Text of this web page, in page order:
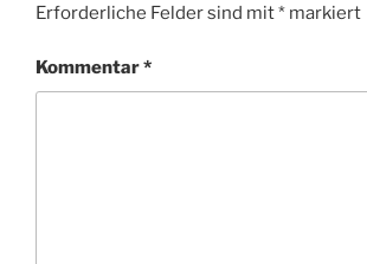
Erforderliche Felder sind mit* markiert
Kommentar*